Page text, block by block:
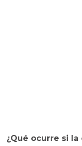
¿Qué ocurre si